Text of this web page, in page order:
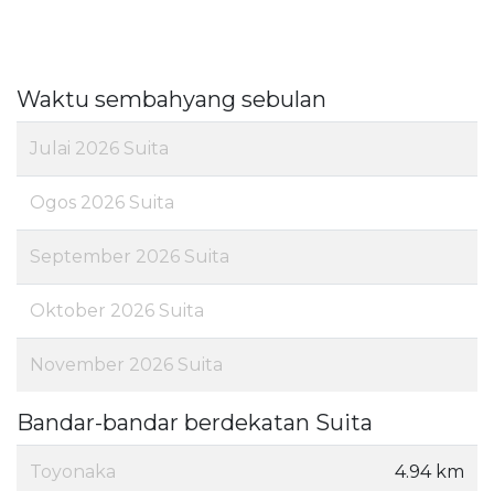
Waktu sembahyang sebulan
Julai 2026 Suita
Ogos 2026 Suita
September 2026 Suita
Oktober 2026 Suita
November 2026 Suita
Bandar-bandar berdekatan Suita
Toyonaka 4.94 km